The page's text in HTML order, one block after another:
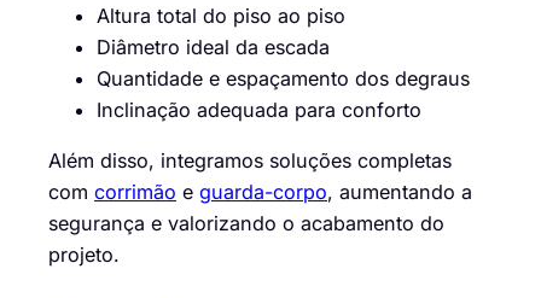
Altura total do piso ao piso
Diâmetro ideal da escada
Quantidade e espaçamento dos degraus
Inclinação adequada para conforto
Além disso, integramos soluções completas
com corrimão e guarda-corpo, aumentando a
segurança e valorizando o acabamento do
projeto.